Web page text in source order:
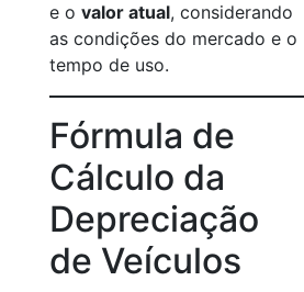
e o valor atual, considerando
as condições do mercado e o
tempo de uso.
Fórmula de
Cálculo da
Depreciação
de Veículos